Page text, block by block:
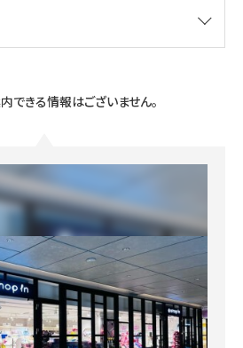
できる情報はございません。